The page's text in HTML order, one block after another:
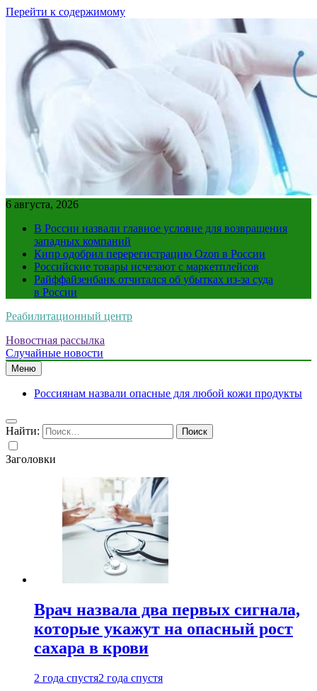
Перейти к содержимому
6 августа, 2026
В России назвали главное условие для возвращения
западных компаний
Кипр одобрил перерегистрацию Ozon в России
Российские товары исчезают с маркетплейсов
Райффайзенбанк отчитался об убытках из-за суда
в России
Реабилитационный центр
Новостная рассылка
Случайные новости
Меню
Россиянам назвали опасные для любой кожи продукты
Найти:
Заголовки
Врач назвала два первых сигнала,
которые укажут на опасный рост
сахара в крови
2 года спустя2 года спустя